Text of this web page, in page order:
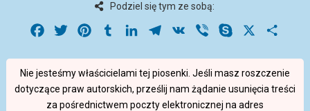
Podziel się tym ze sobą:
Facebook
Twitter PinterestTumblrLinkedInTelegram
VK Viber Skype
Nie jesteśmy właścicielami tej piosenki. Jeśli masz roszczenie
dotyczące praw autorskich, prześlij nam żądanie usunięcia treści
za pośrednictwem poczty elektronicznej na adres